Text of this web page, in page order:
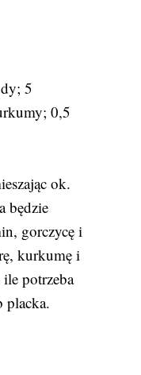
5
0,5
ok.
będzie
gorczycę i
kurkumę i
potrzeba
placka.